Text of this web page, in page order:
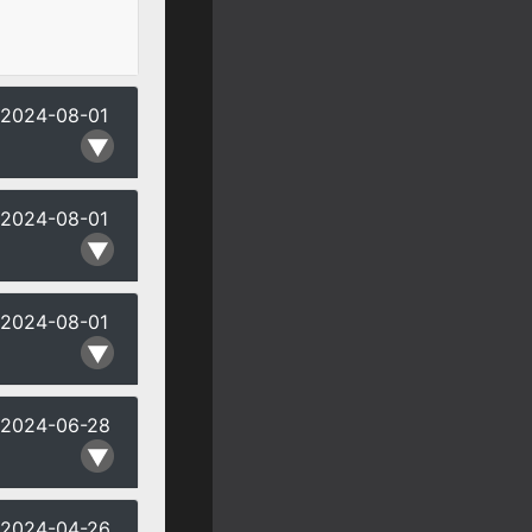
2024-08-01
2024-08-01
2024-08-01
2024-06-28